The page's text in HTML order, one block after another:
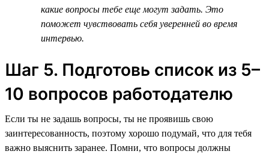
какие вопросы тебе еще могут задать. Это
поможет чувствовать себя уверенней во время
интервью.
Шаг 5. Подготовь список из 5–
10 вопросов работодателю
Если ты не задашь вопросы, ты не проявишь свою
заинтересованность, поэтому хорошо подумай, что для тебя
важно выяснить заранее. Помни, что вопросы должны